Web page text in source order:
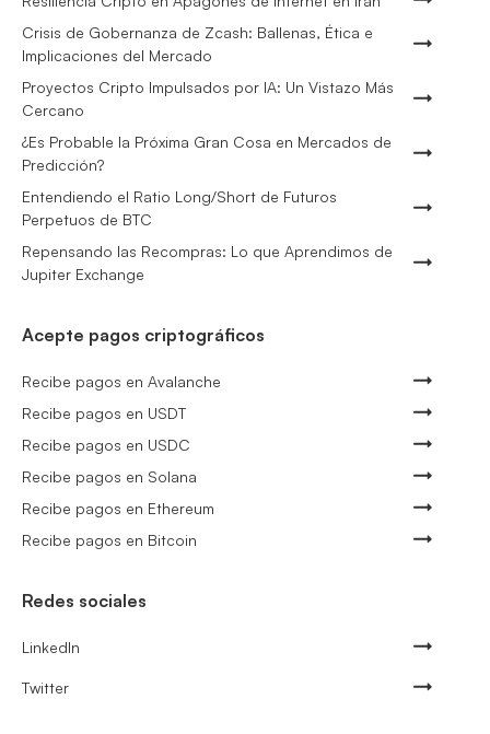
Crisis de Gobernanza de Zcash: Ballenas, Ética e
Implicaciones del Mercado
Proyectos Cripto Impulsados por IA: Un Vistazo Más
Cercano
¿Es Probable la Próxima Gran Cosa en Mercados de
Predicción?
Entendiendo el Ratio Long/Short de Futuros
Perpetuos de BTC
Repensando las Recompras: Lo que Aprendimos de
Jupiter Exchange
Acepte pagos criptográficos
Recibe pagos en Avalanche
Recibe pagos en USDT
Recibe pagos en USDC
Recibe pagos en Solana
Recibe pagos en Ethereum
Recibe pagos en Bitcoin
Redes sociales
LinkedIn
Twitter